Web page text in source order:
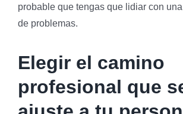
probable que tengas que lidiar con
de problemas.
Elegir el camino
profesional que